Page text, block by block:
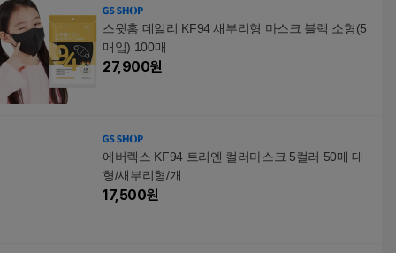
스윗홈 데일리 KF94 새부리형 마스크 블랙 소형(5
매입) 100매
27,900원
에버렉스 KF94 트리엔 컬러마스크 5컬러 50매 대
형/새부리형/개
17,500원